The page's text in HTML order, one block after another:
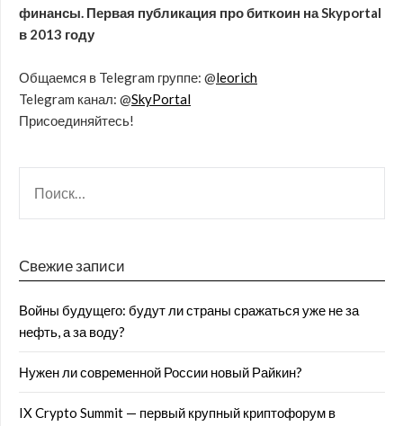
финансы. Первая публикация про биткоин на Skyportal
в 2013 году
Общаемся в Telegram группе: @leorich
Telegram канал: @SkyPortal
Присоединяйтесь!
Свежие записи
Войны будущего: будут ли страны сражаться уже не за
нефть, а за воду?
Нужен ли современной России новый Райкин?
IX Crypto Summit — первый крупный криптофорум в